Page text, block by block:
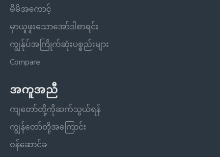
မိမိအကောင့်
မှာယူဖူးသောအော်ဒါစာရင်း
ကျွန်ုပ်အကြိုက်ဆုံးပစ္စည်းများ
Compare
အကူအညီ
ကျတော်တို့ကိုဆက်သွယ်ရန်
ကျွန်တော်တို့အကြောင်း
ဝန်ဆောင်ခ